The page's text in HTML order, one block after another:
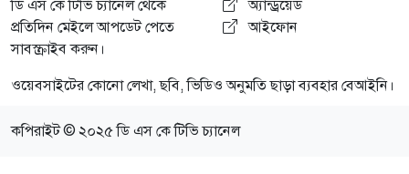
ডি এস কে টিভি চ্যানেল থেকে
প্রতিদিন মেইলে আপডেট পেতে
সাবস্ক্রাইব করুন।
অ্যান্ড্রয়েড
আইফোন
ওয়েবসাইটের কোনো লেখা, ছবি, ভিডিও অনুমতি ছাড়া ব্যবহার বেআইনি।
কপিরাইট © ২০২৫ ডি এস কে টিভি চ্যানেল